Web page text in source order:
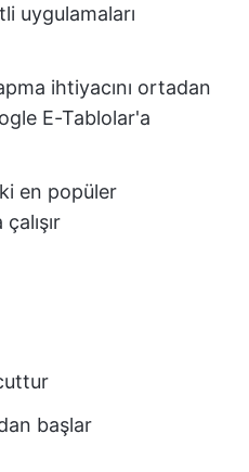
uygulamaları
ihtiyacını ortadan
E-Tablolar'a
en popüler
başlar